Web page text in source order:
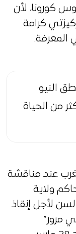
كورونا، لأن
كرامة
المعرفة.
النيو
من الحياة
عند مناقشة
ولاية
لأجل إنقاذ
مرور”